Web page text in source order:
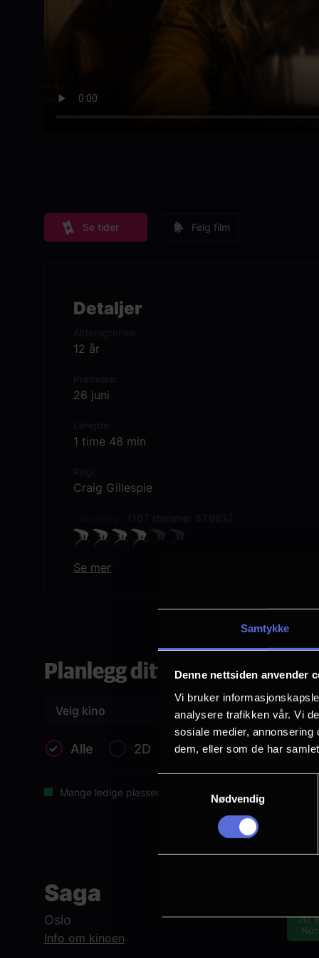
Samtykke
Denne nettsiden anvender
Vi bruker
analysere trafikken vår. Vi
sosiale medier,
dem, eller som de har
Nødvendig
Se tider Følg film
Detaljer
12 år
26 juni
1 time 48 min
Craig Gillespie
Rollebesetning
Matthias Schoenaerts
Originaltittel
EN
Action
Se mer
Planlegg ditt besøk
Velg kino
Alle 2D
Saga
Oslo
Info om kinoen
2D,
Mange ledige plasser Få ledige plasser